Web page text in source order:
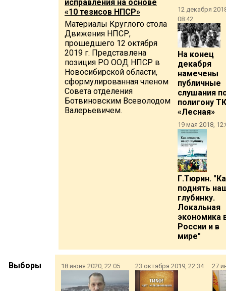
исправления на основе
«10 тезисов НПСР»
Материалы Круглого стола
Движения НПСР,
прошедшего 12 октября
2019 г. Представлена
позиция РО ООД НПСР в
Новосибирской области,
сформулированная членом
Совета отделения
Ботвиновским Всеволодом
Валерьевичем.
12 декабря
08:42
На конец
декабря
намечены
публичные
слушания
полигону
«Лесная»
19 мая 2018,
Г.Тюрин.
поднять
глубинку.
Локальная
экономика
России и в
мире"
Выборы 18 июня 2020, 22:05 23 октября 2019, 22:34 27